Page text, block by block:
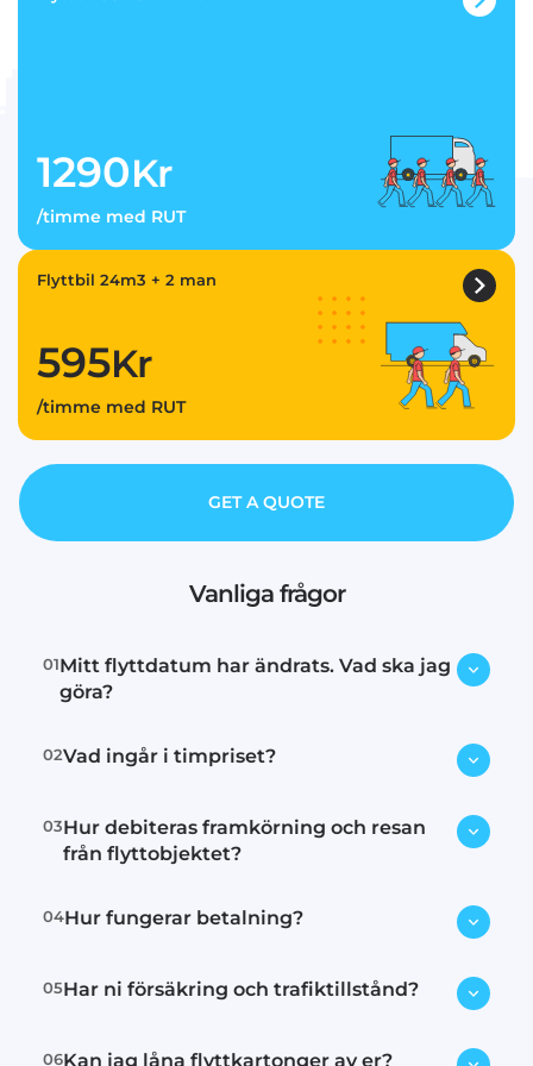
1290Kr
/timme med RUT
Flyttbil 24m3 + 2 man
595Kr
/timme med RUT
GET A QUOTE
Vanliga frågor
01Mitt flyttdatum har ändrats. Vad ska jag
göra?
Kontakta oss omedelbart via e-post
ny tid.
02Vad ingår i timpriset?
Lastning, transport och lossning.
03Hur debiteras framkörning och resan
från flyttobjektet?
Inom tullarna debiterar vi 15
minuter för körning tillbaka.
minuter för framkörning och 30 min
04Hur fungerar betalning?
Vi har följande betalnings metoder:
SWISH: 1234948394 Avgift 55:-
05Har ni försäkring och trafiktillstånd?
06Kan jag låna flyttkartonger av er?